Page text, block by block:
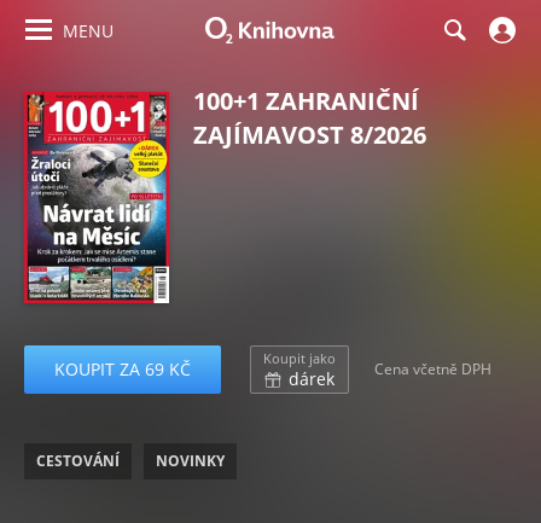
MENU
100+1 ZAHRANIČNÍ
ZAJÍMAVOST 8/2026
KOUPIT ZA 69 KČ Koupit jako
dárek Cena včetně DPH
CESTOVÁNÍ NOVINKY